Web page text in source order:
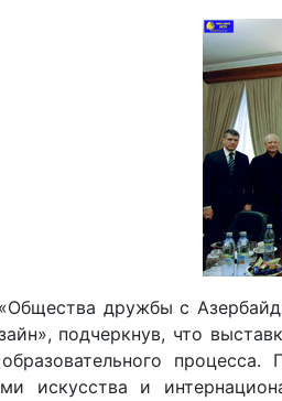
дружбы с
подчеркнув, что
искусства и